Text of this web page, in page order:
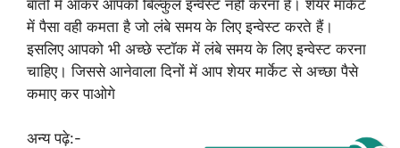
बातों में आकर आपको बिल्कुल इन्वेस्ट नहीं करना हैं। शेयर मार्केट
में पैसा वही कमता है जो लंबे समय के लिए इन्वेस्ट करते हैं।
इसलिए आपको भी अच्छे स्टॉक में लंबे समय के लिए इन्वेस्ट करना
चाहिए। जिससे आनेवाला दिनों में आप शेयर मार्केट से अच्छा पैसे
कमाए कर पाओगे
अन्य पढ़े:-